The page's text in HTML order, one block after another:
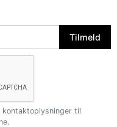
kontaktoplysninger til